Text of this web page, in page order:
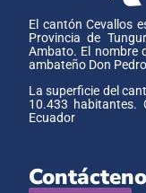
El cantón Cevallos
Provincia de
Ambato. El nombre
ambateño Don
La superficie del
10.433 habitantes.
Ecuador